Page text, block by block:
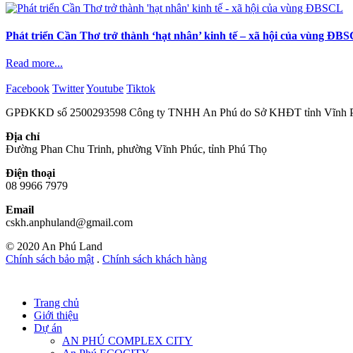
Phát triển Cần Thơ trở thành ‘hạt nhân’ kinh tế – xã hội của vùng
Read more...
Facebook TwitterYoutube Tiktok
GPĐKKD số 2500293598 Công ty TNHH An Phú do Sở KHĐT tỉnh Vĩnh
Địa chỉ
Đường Phan Chu Trinh, phường Vĩnh Phúc, tỉnh Phú Thọ
Điện thoại
08 9966 7979
Email
cskh.anphuland@gmail.com
© 2020 An Phú Land
Chính sách bảo mật . Chính sách khách hàng
Trang chủ
Giới thiệu
Dự án
AN PHÚ COMPLEX CITY